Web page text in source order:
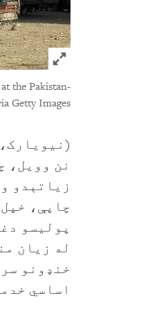
Image
the Pakistan-
Getty Images
نن وویل،
زیاتېدو
چاپې،
پولیسو
له زیان
خنډونو
اساسي